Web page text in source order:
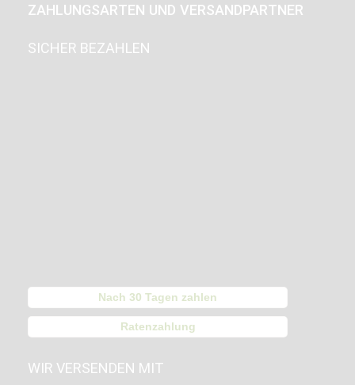
ZAHLUNGSARTEN UND VERSANDPARTNER
SICHER BEZAHLEN
Nach 30 Tagen zahlen
Ratenzahlung
WIR VERSENDEN MIT